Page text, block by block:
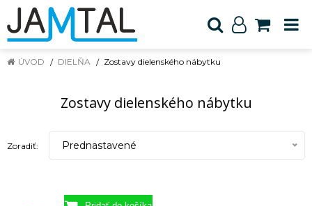
ÚVOD DIELŇA Zostavy dielenského nábytku
Zostavy dielenského nábytku
Zoradiť: Prednastavené